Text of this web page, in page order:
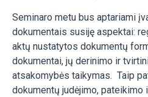
Seminaro metu bus aptariami
dokumentais susiję aspektai:
aktų nustatytos dokumentų
dokumentai, jų derinimo ir
atsakomybės taikymas. Taip
dokumentų judėjimo, pateikimo